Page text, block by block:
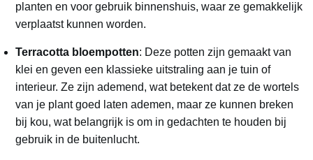
planten en voor gebruik binnenshuis, waar ze gemakkelijk
verplaatst kunnen worden.
Terracotta bloempotten: Deze potten zijn gemaakt van
klei en geven een klassieke uitstraling aan je tuin of
interieur. Ze zijn ademend, wat betekent dat ze de wortels
van je plant goed laten ademen, maar ze kunnen breken
bij kou, wat belangrijk is om in gedachten te houden bij
gebruik in de buitenlucht.